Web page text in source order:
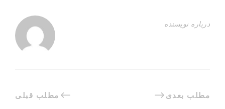
درباره نویسنده
مطلب قبلی مطلب بعدی